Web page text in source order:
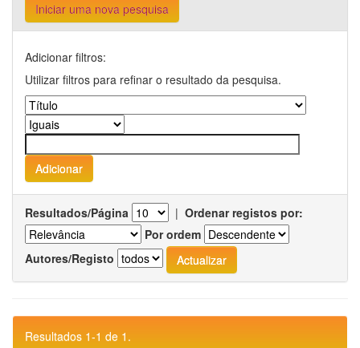
Iniciar uma nova pesquisa
Adicionar filtros:
Utilizar filtros para refinar o resultado da pesquisa.
Resultados/Página | Ordenar registos por:
Por ordem
Autores/Registo
Resultados 1-1 de 1.